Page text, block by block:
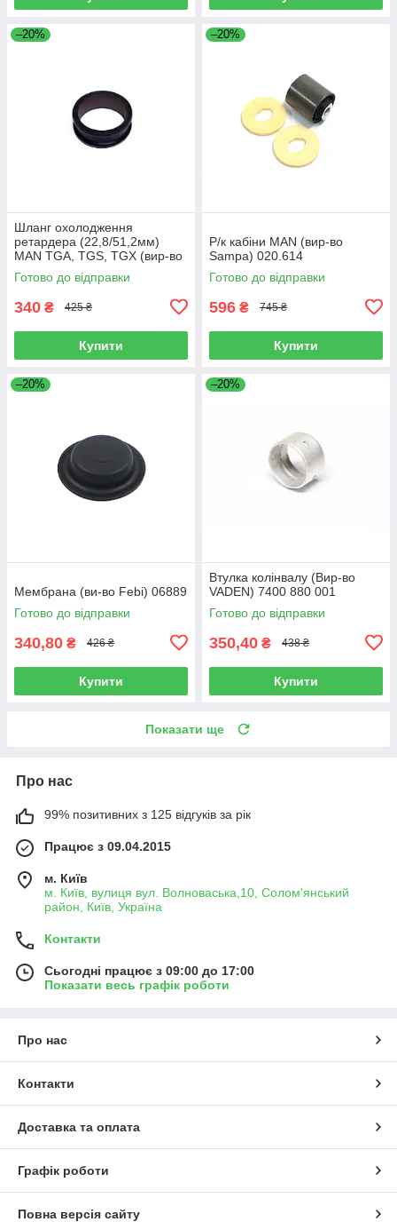
–20%
Шланг охолодження
ретардера (22,8/51,2мм)
MAN TGA, TGS, TGX (вир-во
Sampa) 023.258
Готово до відправки
340 ₴ 425 ₴
Купити
–20%
Р/к кабіни MAN (вир-во
Sampa) 020.614
Готово до відправки
596 ₴ 745 ₴
Купити
–20%
Мембрана (ви-во Febi) 06889
Готово до відправки
340,80 ₴ 426 ₴
Купити
–20%
Втулка колінвалу (Вир-во
VADEN) 7400 880 001
Готово до відправки
350,40 ₴ 438 ₴
Купити
Показати ще
Про нас
99% позитивних з 125 відгуків за рік
Працює з 09.04.2015
м. Київ
м. Київ, вулиця вул. Волноваська,10, Солом'янський
район, Київ, Україна
Контакти
Сьогодні працює з 09:00 до 17:00
Показати весь графік роботи
Про нас
Контакти
Доставка та оплата
Графік роботи
Повна версія сайту